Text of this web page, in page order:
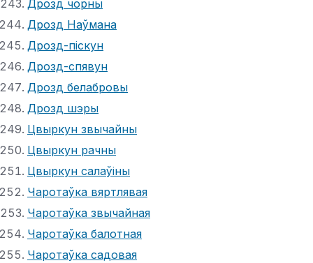
Дрозд чорны
Дрозд Наўмана
Дрозд-піскун
Дрозд-спявун
Дрозд белабровы
Дрозд шэры
Цвыркун звычайны
Цвыркун рачны
Цвыркун салаўіны
Чаротаўка вяртлявая
Чаротаўка звычайная
Чаротаўка балотная
Чаротаўка садовая